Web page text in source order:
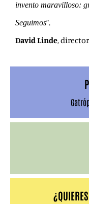
invento maravilloso:
Seguimos”.
David Linde,